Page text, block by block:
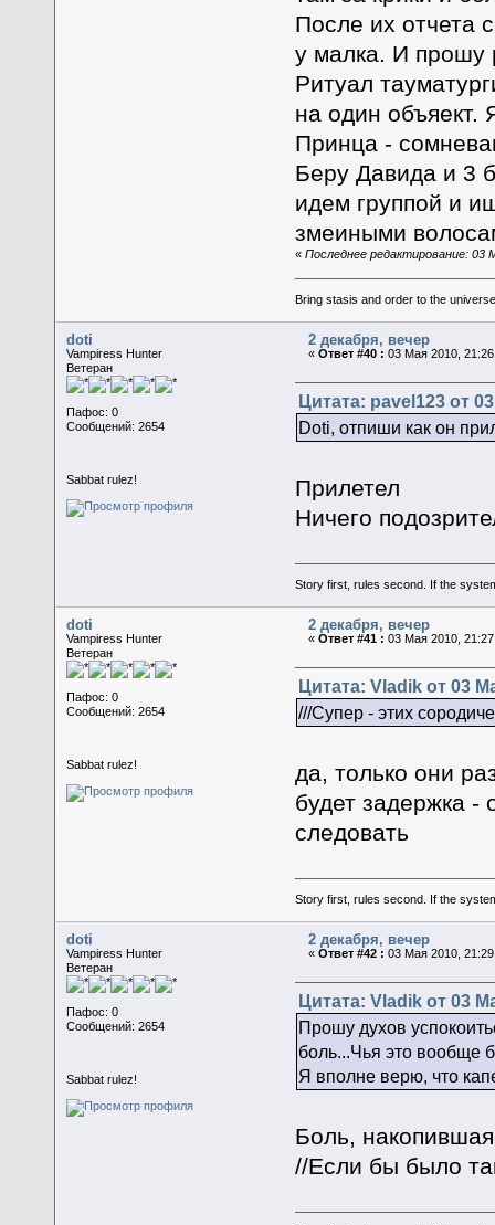
После их отчета
у малка. И прошу
Ритуал
на один
Принца -
Беру Давида и 3
идем группой и
змеиными
« Последнее редактирование: 03
Bring stasis and order to the
doti
Vampiress Hunter
Ветеран
Пафос: 0
Сообщений: 2654
Sabbat rulez!
2 декабря, вечер
«Ответ #40 : 03 Мая 2010,
Цитата: pavel123 от
Doti, отпиши как он
Прилетел
Ничего
Story first, rules second. If the
doti
Vampiress Hunter
Ветеран
Пафос: 0
Сообщений: 2654
Sabbat rulez!
2 декабря, вечер
«Ответ #41 : 03 Мая 2010,
Цитата: Vladik от 03
///Супер - этих
да, только они
будет задержка -
следовать
Story first, rules second. If the
doti
Vampiress Hunter
Ветеран
Пафос: 0
Сообщений: 2654
Sabbat rulez!
2 декабря, вечер
«Ответ #42 : 03 Мая 2010,
Цитата: Vladik от 03
Прошу духов
боль...Чья это вообще
Я вполне верю, что
Боль,
//Если бы было